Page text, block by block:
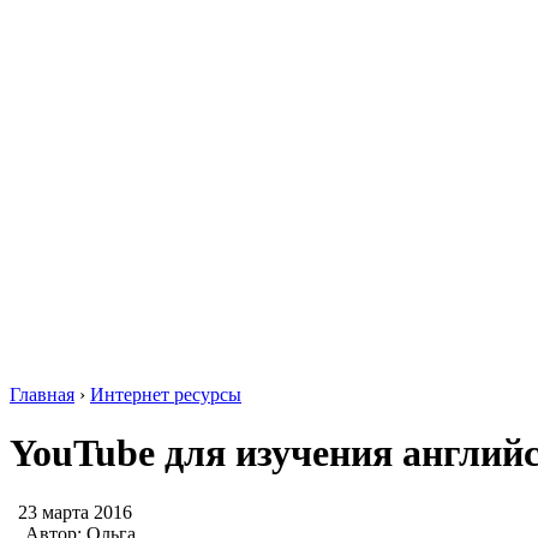
Главная › Интернет ресурсы
YouTube для изучения
23 марта 2016
Автор: Ольга